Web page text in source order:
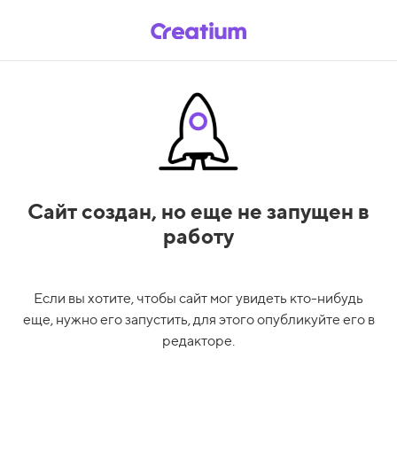
Сайт создан, но еще не запущен в
работу
Если вы хотите, чтобы сайт мог увидеть кто-нибудь
еще, нужно его запустить, для этого опубликуйте его в
редакторе.